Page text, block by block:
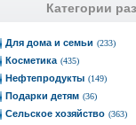
Категории
Для дома и семьи (233)
Косметика (435)
Нефтепродукты (149)
Подарки детям (36)
Сельское хозяйство (363)